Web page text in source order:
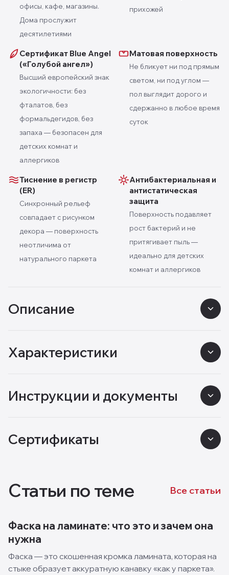
офисы, кафе, магазины.
Дома прослужит
десятилетиями
прихожей
Сертификат Blue Angel
(«Голубой ангел»)
Высший европейский знак
экологичности: без
фталатов, без
формальдегидов, без
запаха — безопасен для
детских комнат и
аллергиков
Матовая поверхность
Не бликует ни под прямым
светом, ни под углом —
пол выглядит дорого и
сдержанно в любое время
суток
Тиснение в регистр
(ER)
Синхронный рельеф
совпадает с рисунком
декора — поверхность
неотличима от
натурального паркета
Антибактериальная и
антистатическая
защита
Поверхность подавляет
рост бактерий и не
притягивает пыль —
идеально для детских
комнат и аллергиков
Описание
Характеристики
Инструкции и документы
Сертификаты
Статьи по теме Все статьи
Фаска на ламинате: что это и зачем она
нужна
Фаска — это скошенная кромка ламината, которая на
стыке образует аккуратную канавку «как у паркета».